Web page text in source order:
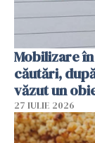
Mobilizare
căutări,
văzut un
27 IULIE 2026